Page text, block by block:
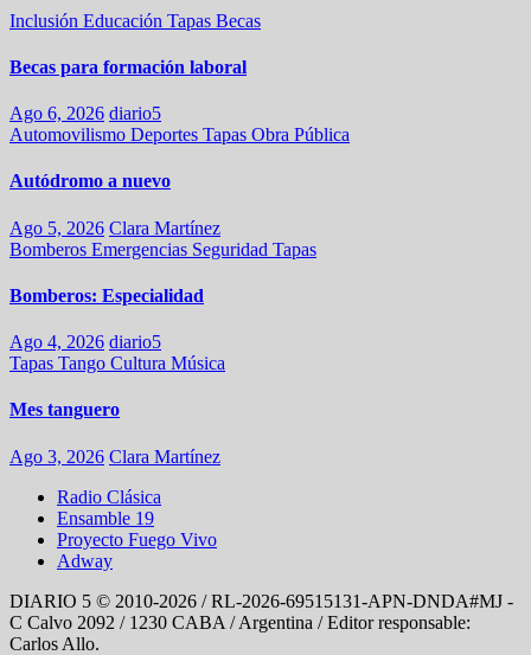
Inclusión Educación Tapas Becas
Becas para formación laboral
Ago 6, 2026 diario5
Automovilismo Deportes Tapas Obra Pública
Autódromo a nuevo
Ago 5, 2026 Clara Martínez
Bomberos Emergencias Seguridad Tapas
Bomberos: Especialidad
Ago 4, 2026 diario5
Tapas Tango Cultura Música
Mes tanguero
Ago 3, 2026 Clara Martínez
Radio Clásica
Ensamble 19
Proyecto Fuego Vivo
Adway
DIARIO 5 © 2010-2026 / RL-2026-69515131-APN-DNDA#MJ -
C Calvo 2092 / 1230 CABA / Argentina / Editor responsable:
Carlos Allo.